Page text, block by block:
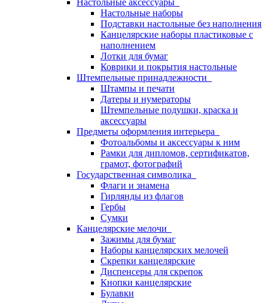
Настольные аксессуары
Настольные наборы
Подставки настольные без наполнения
Канцелярские наборы пластиковые с
наполнением
Лотки для бумаг
Коврики и покрытия настольные
Штемпельные принадлежности
Штампы и печати
Датеры и нумераторы
Штемпельные подушки, краска и
аксессуары
Предметы оформления интерьера
Фотоальбомы и аксессуары к ним
Рамки для дипломов, сертификатов,
грамот, фотографий
Государственная символика
Флаги и знамена
Гирлянды из флагов
Гербы
Сумки
Канцелярские мелочи
Зажимы для бумаг
Наборы канцелярских мелочей
Скрепки канцелярские
Диспенсеры для скрепок
Кнопки канцелярские
Булавки